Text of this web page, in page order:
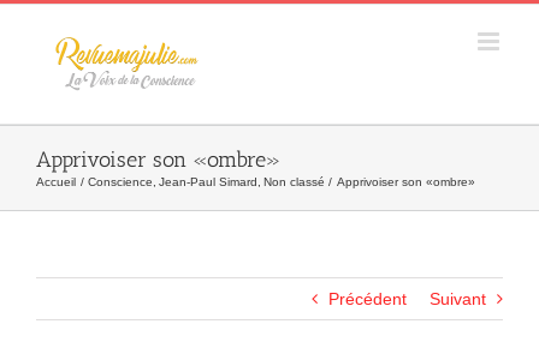
Skip
Apprivoiser son «ombre»
Accueil Conscience Jean-Paul Simard Non classé Apprivoiser son «ombre»
Précédent Suivant